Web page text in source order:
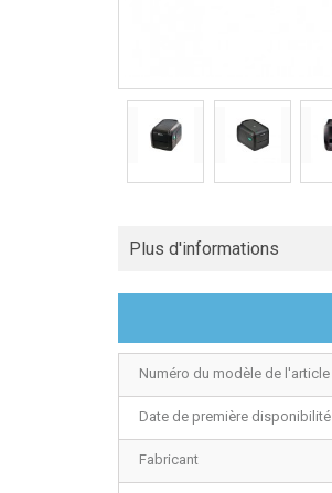
Plus d'informations
Numéro du modèle de l'article
Date de première disponibilité
Fabricant